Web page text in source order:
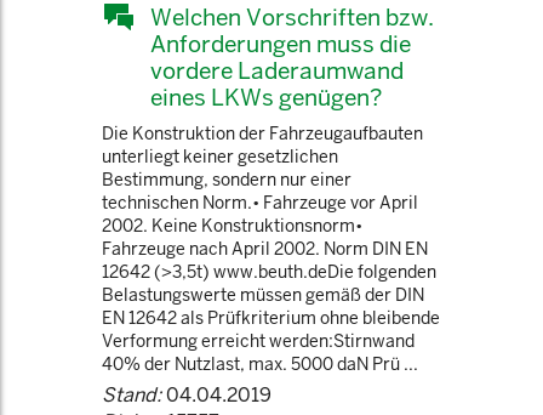
Welchen Vorschriften bzw.
Anforderungen muss die
vordere Laderaumwand
eines LKWs genügen?
Die Konstruktion der Fahrzeugaufbauten
unterliegt keiner gesetzlichen
Bestimmung, sondern nur einer
technischen Norm.• Fahrzeuge vor April
2002. Keine Konstruktionsnorm•
Fahrzeuge nach April 2002. Norm DIN EN
12642 (>3,5t) www.beuth.deDie folgenden
Belastungswerte müssen gemäß der DIN
EN 12642 als Prüfkriterium ohne bleibende
Verformung erreicht werden:Stirnwand
40% der Nutzlast, max. 5000 daN Prü ...
Stand:04.04.2019